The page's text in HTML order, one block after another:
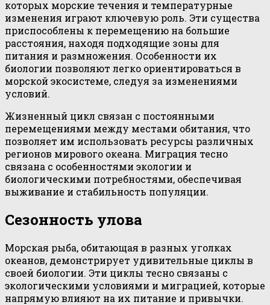
которых морские течения и температурные
изменения играют ключевую роль. Эти существа
приспособлены к перемещению на большие
расстояния, находя подходящие зоны для
питания и размножения. Особенности их
биологии позволяют легко ориентироваться в
морской экосистеме, следуя за изменениями
условий.
Жизненный цикл связан с постоянными
перемещениями между местами обитания, что
позволяет им использовать ресурсы различных
регионов мирового океана. Миграция тесно
связана с особенностями экологии и
биологическими потребностями, обеспечивая
выживание и стабильность популяции.
Сезонность улова
Морская рыба, обитающая в разных уголках
океанов, демонстрирует удивительные циклы в
своей биологии. Эти циклы тесно связаны с
экологическими условиями и миграцией, которые
напрямую влияют на их питание и привычки.